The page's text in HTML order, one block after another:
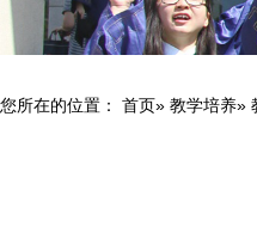
您所在的位置： 首页» 教学培养»